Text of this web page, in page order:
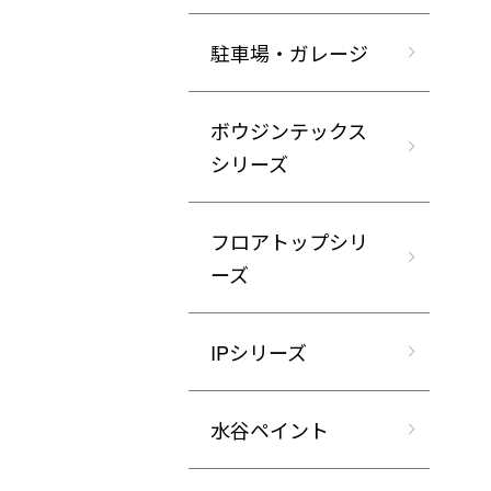
駐車場・ガレージ
ボウジンテックス
シリーズ
フロアトップシリ
ーズ
IPシリーズ
水谷ペイント